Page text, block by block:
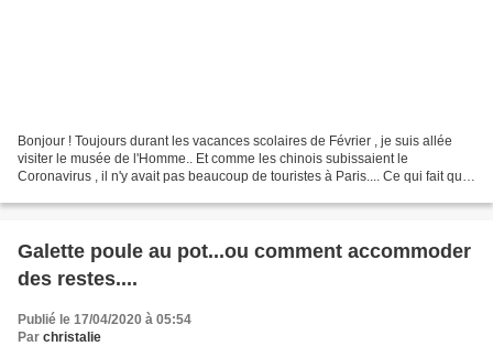
Bonjour ! Toujours durant les vacances scolaires de Février , je suis allée
visiter le musée de l'Homme.. Et comme les chinois subissaient le
Coronavirus , il n'y avait pas beaucoup de touristes à Paris.... Ce qui fait que
Galette poule au pot...ou comment accommoder
des restes....
Publié le 17/04/2020 à 05:54
Par christalie